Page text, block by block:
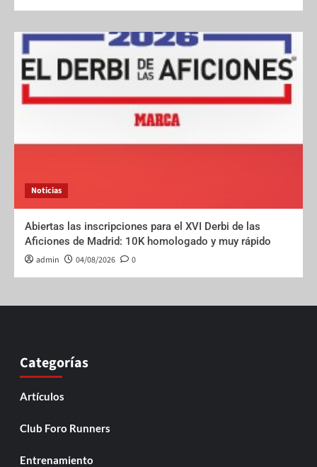
Noticias
Abiertas las inscripciones para el XVI Derbi de las
Aficiones de Madrid: 10K homologado y muy rápido
admin 04/08/2026 0
Categorías
Artículos
Club Foro Runners
Entrenamiento